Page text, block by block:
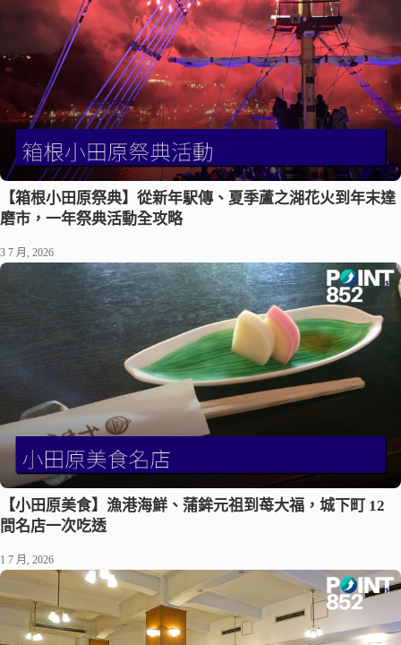
【箱根小田原祭典】從新年駅傳、夏季蘆之湖花火到年末達
磨市，一年祭典活動全攻略
3 7 月, 2026
【小田原美食】漁港海鮮、蒲鉾元祖到苺大福，城下町 12
間名店一次吃透
1 7 月, 2026